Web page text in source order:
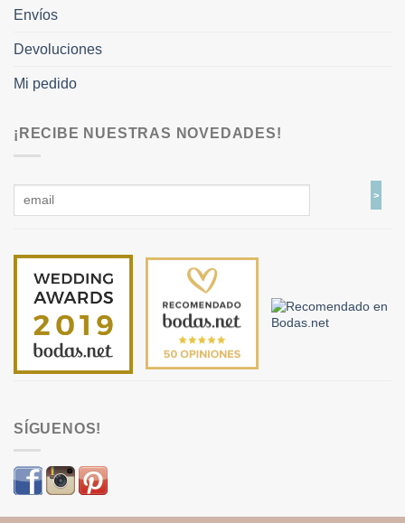
Envíos
Devoluciones
Mi pedido
¡RECIBE NUESTRAS NOVEDADES!
SÍGUENOS!